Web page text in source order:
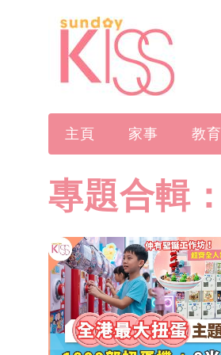
主頁 家事 教育
專題合輯：